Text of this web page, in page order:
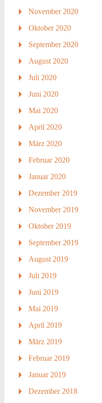
November 2020
Oktober 2020
September 2020
August 2020
Juli 2020
Juni 2020
Mai 2020
April 2020
März 2020
Februar 2020
Januar 2020
Dezember 2019
November 2019
Oktober 2019
September 2019
August 2019
Juli 2019
Juni 2019
Mai 2019
April 2019
März 2019
Februar 2019
Januar 2019
Dezember 2018